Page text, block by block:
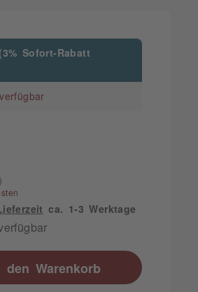
Sofort-Rabatt
Lieferzeit ca. 1-3 Werktage
den Warenkorb